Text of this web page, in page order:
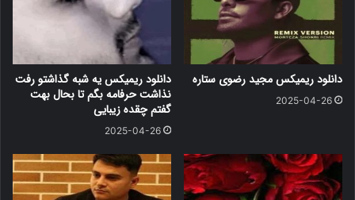
دانلود ریمیکس مجید رضوی ستاره
2025-04-26
دانلود ریمیکس یه شبه گذاشتو رفت
نذاشت حرفامه بگم تا بحال بهت
گفتم چقده زیبایی
2025-04-26